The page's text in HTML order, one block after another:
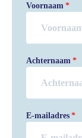
Voornaam
Achternaam
E-mailadres